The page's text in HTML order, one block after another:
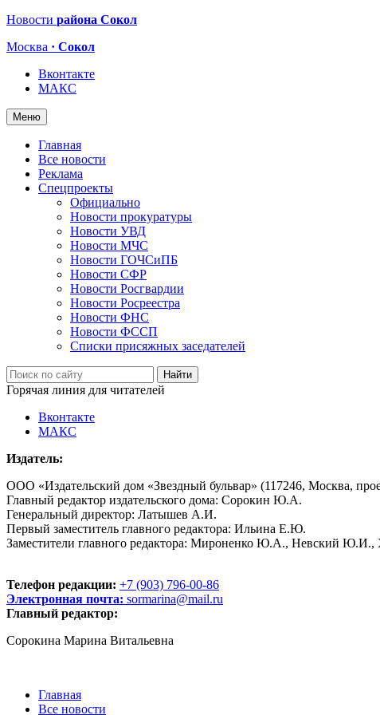
Новости района Сокол
Москва · Сокол
Вконтакте
МАКС
Меню
Главная
Все новости
Реклама
Спецпроекты
Официально
Новости прокуратуры
Новости УВД
Новости МЧС
Новости ГОЧСиПБ
Новости СФР
Новости Росгвардии
Новости Росреестра
Новости ФНС
Новости ФССП
Списки присяжных заседателей
Горячая линия для читателей
Вконтакте
МАКС
Издатель:
ООО «Издательский дом «Звездный бульвар» (117246, Москва,
Главный редактор издательского дома: Сорокин Ю.А.
Генеральный директор: Латышев А.И.
Первый заместитель главного редактора: Ильина Е.Ю.
Заместители главного редактора: Мироненко Ю.А., Невский
Телефон редакции: +7 (903) 796-00-86
Электронная почта: sormarina@mail.ru
Главный редактор:
Сорокина Марина Витальевна
Главная
Все новости